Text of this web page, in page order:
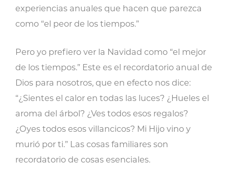
experiencias anuales que hacen que parezca
como “el peor de los tiempos.”
Pero yo prefiero ver la Navidad como “el mejor
de los tiempos.” Este es el recordatorio anual de
Dios para nosotros, que en efecto nos dice:
“¿Sientes el calor en todas las luces? ¿Hueles el
aroma del árbol? ¿Ves todos esos regalos?
¿Oyes todos esos villancicos? Mi Hijo vino y
murió por ti.” Las cosas familiares son
recordatorio de cosas esenciales.